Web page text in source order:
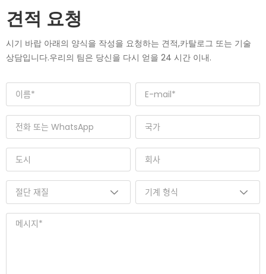
견적 요청
시기 바랍 아래의 양식을 작성을 요청하는 견적,카탈로그 또는 기술
상담입니다.우리의 팀은 당신을 다시 얻을 24 시간 이내.